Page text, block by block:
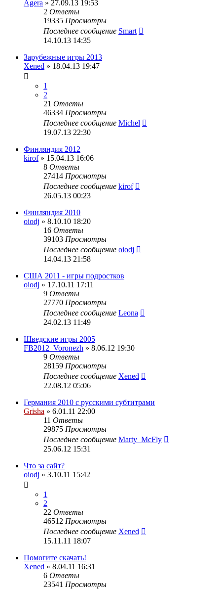
Agera » 27.09.13 19:53
2 Ответы
19335 Просмотры
Последнее сообщение Smart
14.10.13 14:35
Зарубежные игры 2013
Xened » 18.04.13 19:47
1
2
21 Ответы
46334 Просмотры
Последнее сообщение Michel
19.07.13 22:30
Финляндия 2012
kirof» 15.04.13 16:06
8 Ответы
27414 Просмотры
Последнее сообщение kirof
26.05.13 00:23
Финляндия 2010
oiodj » 8.10.10 18:20
16 Ответы
39103 Просмотры
Последнее сообщение oiodj
14.04.13 21:58
США 2011 - игры подростков
oiodj » 17.10.11 17:11
9 Ответы
27770 Просмотры
Последнее сообщение Leona
24.02.13 11:49
Шведские игры 2005
FB2012_Voronezh » 8.06.12 19:30
9 Ответы
28159 Просмотры
Последнее сообщение Xened
22.08.12 05:06
Германия 2010 с русскими субтитрами
Grisha » 6.01.11 22:00
11 Ответы
29875 Просмотры
Последнее сообщение Marty_McFly
25.06.12 15:31
Что за сайт?
oiodj » 3.10.11 15:42
1
2
22 Ответы
46512 Просмотры
Последнее сообщение Xened
15.11.11 18:07
Помогите скачать!
Xened » 8.04.11 16:31
6 Ответы
23541 Просмотры